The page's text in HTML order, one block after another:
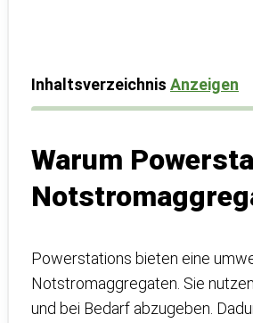
Inhaltsverzeichnis Anzeigen
Warum
Powerstations bieten eine
Notstromaggregaten. Sie
und bei Bedarf abzugeben.